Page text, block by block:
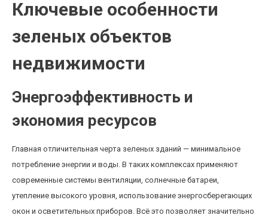
Ключевые особенности
зеленых объектов
недвижимости
Энергоэффективность и
экономия ресурсов
Главная отличительная черта зеленых зданий — минимальное
потребление энергии и воды. В таких комплексах применяют
современные системы вентиляции, солнечные батареи,
утепление высокого уровня, использование энергосберегающих
окон и осветительных приборов. Всё это позволяет значительно